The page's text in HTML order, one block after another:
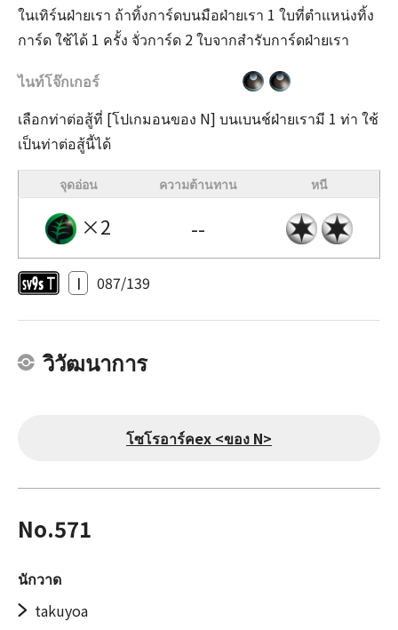
ในเทิร์นฝ่ายเรา ถ้าทิ้งการ์ดบนมือฝ่ายเรา 1 ใบที่ตำแหน่งทิ้ง
การ์ด ใช้ได้ 1 ครั้ง จั่วการ์ด 2 ใบจากสำรับการ์ดฝ่ายเรา
ไนท์โจ๊กเกอร์
เลือกท่าต่อสู้ที่ [โปเกมอนของ N] บนเบนช์ฝ่ายเรามี 1 ท่า ใช้
เป็นท่าต่อสู้นี้ได้
จุดอ่อน ความต้านทาน หนี
×2 --
I 087/139
วิวัฒนาการ
โซโรอาร์คex <ของ N>
No.571
นักวาด
takuyoa